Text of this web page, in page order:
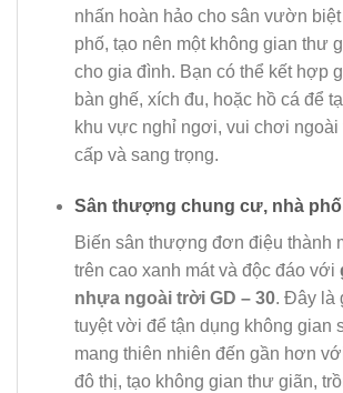
nhấn hoàn hảo cho sân vườn
phố, tạo nên một không gian thư
cho gia đình. Bạn có thể kết hợp
bàn ghế, xích đu, hoặc hồ cá để
khu vực nghỉ ngơi, vui chơi ngoài
cấp và sang trọng.
Sân thượng chung cư, nhà phố
Biến sân thượng đơn điệu thành
trên cao xanh mát và độc đáo với
nhựa ngoài trời GD – 30. Đây là
tuyệt vời để tận dụng không gian
mang thiên nhiên đến gần hơn
đô thị, tạo không gian thư giãn,